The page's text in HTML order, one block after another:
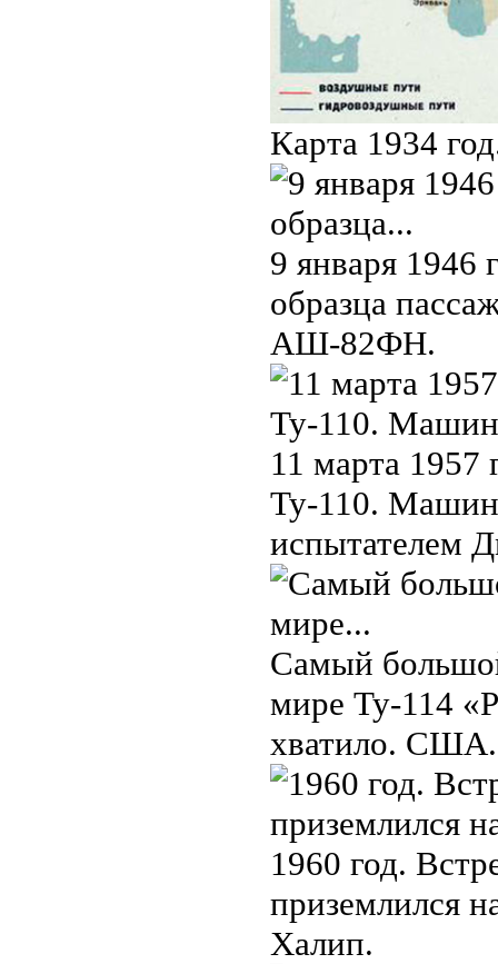
Карта 1934
9 января 1946
образца
АШ-82ФН.
11 марта 1957
Ту-110.
испытателем
Самый
мире Ту-114
хватило. США.
1960 год.
приземлился
Халип.